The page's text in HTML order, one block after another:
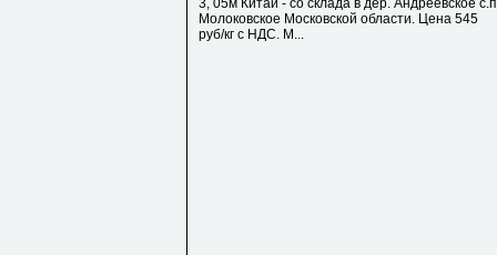
3, 05м Китай - со склада в дер. Андреевское
Молоковское Московской области. Цена 545
руб/кг с НДС. М...